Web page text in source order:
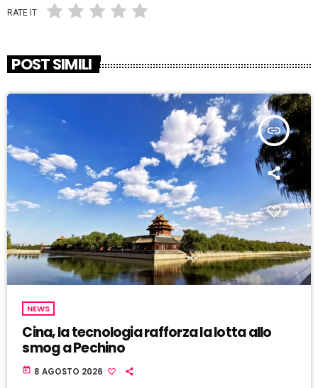
RATE IT
POST SIMILI
insert_link
NEWS
Cina, la tecnologia rafforza la lotta allo
smog a Pechino
today 8 AGOSTO 2026